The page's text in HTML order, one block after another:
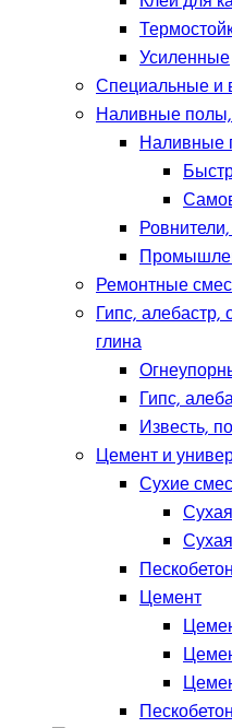
Усиленные
Специальные и
Наливные полы,
Наливные
Ремонтные
Гипс,
глина
Гипс,
Известь,
Цемент и
Сухие
Цемент